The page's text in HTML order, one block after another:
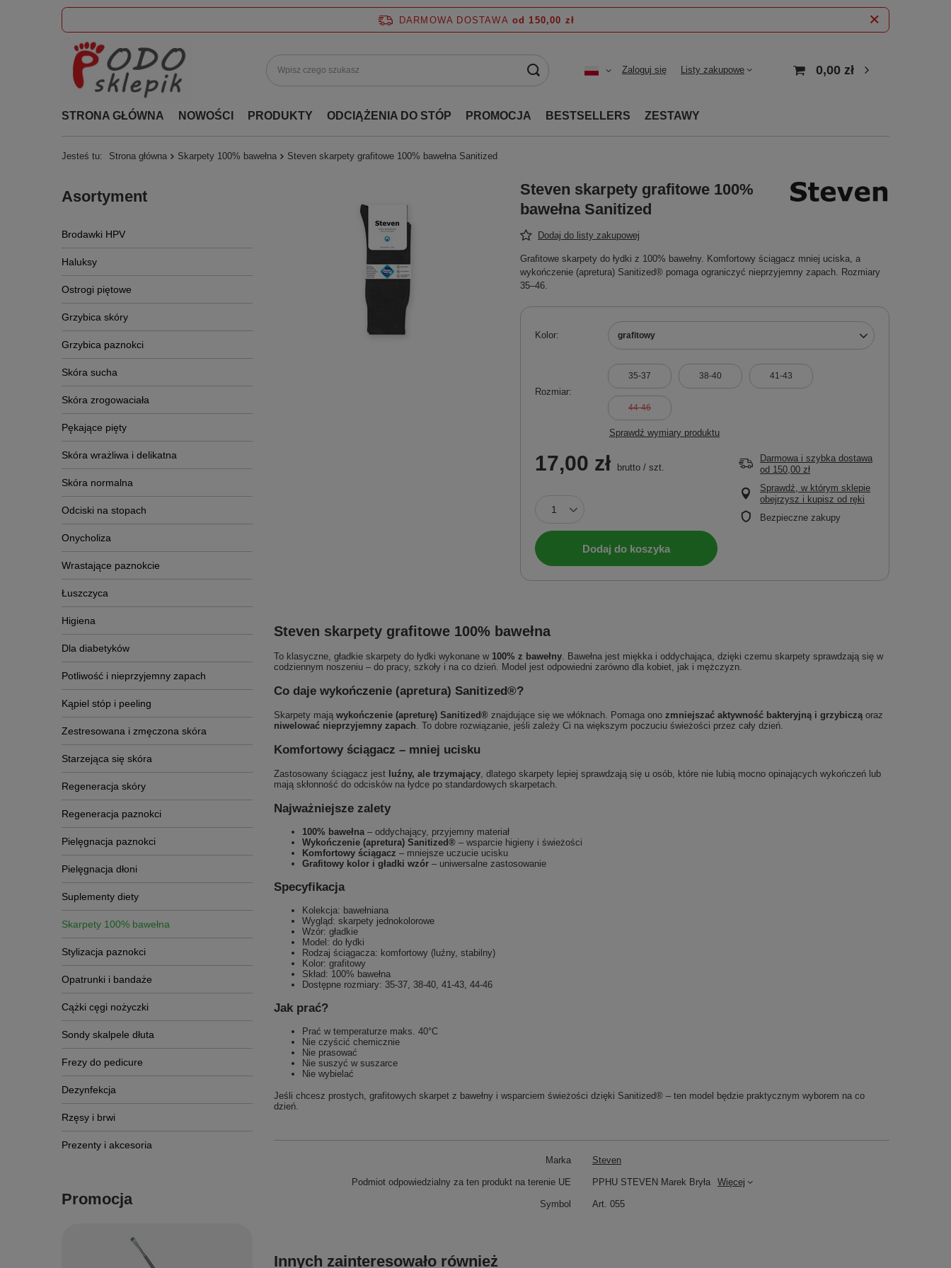
DARMOWA DOSTAWA od 150,00 zł
Zaloguj się Listy zakupowe 0,00 zł
STRONA GŁÓWNA NOWOŚCI PRODUKTY ODCIĄŻENIA DO STÓP PROMOCJA BESTSELLERS ZESTAWY
Jesteś tu: Strona główna Skarpety 100% bawełna Steven skarpety grafitowe 100% bawełna Sanitized
Asortyment
Brodawki HPV
Haluksy
Ostrogi piętowe
Grzybica skóry
Grzybica paznokci
Skóra sucha
Skóra zrogowaciała
Pękające pięty
Skóra wrażliwa i delikatna
Skóra normalna
Odciski na stopach
Onycholiza
Wrastające paznokcie
Łuszczyca
Higiena
Dla diabetyków
Potliwość i nieprzyjemny zapach
Kąpiel stóp i peeling
Zestresowana i zmęczona skóra
Starzejąca się skóra
Regeneracja skóry
Regeneracja paznokci
Pielęgnacja paznokci
Pielęgnacja dłoni
Suplementy diety
Skarpety 100% bawełna
Stylizacja paznokci
Opatrunki i bandaże
Cążki cęgi nożyczki
Sondy skalpele dłuta
Frezy do pedicure
Dezynfekcja
Rzęsy i brwi
Prezenty i akcesoria
Promocja
Steven skarpety grafitowe 100%
bawełna Sanitized
Dodaj do listy zakupowej
Grafitowe skarpety do łydki z 100% bawełny. Komfortowy ściągacz mniej uciska, a
wykończenie (apretura) Sanitized® pomaga ograniczyć nieprzyjemny zapach. Rozmiary
35–46.
Kolor grafitowy
Rozmiar
35-37 38-40 41-43
44-46
Sprawdź wymiary produktu
17,00 zł brutto / szt.
Dodaj do koszyka
Darmowa i szybka dostawa
od 150,00 zł
Sprawdź, w którym sklepie
obejrzysz i kupisz od ręki
Bezpieczne zakupy
Steven skarpety grafitowe 100% bawełna
To klasyczne, gładkie skarpety do łydki wykonane w 100% z bawełny. Bawełna jest miękka i oddychająca, dzięki czemu skarpety sprawdzają się w
codziennym noszeniu – do pracy, szkoły i na co dzień. Model jest odpowiedni zarówno dla kobiet, jak i mężczyzn.
Co daje wykończenie (apretura) Sanitized®?
Skarpety mają wykończenie (apreturę) Sanitized® znajdujące się we włóknach. Pomaga ono zmniejszać aktywność bakteryjną i grzybicząoraz
niwelować nieprzyjemny zapach. To dobre rozwiązanie, jeśli zależy Ci na większym poczuciu świeżości przez cały dzień.
Komfortowy ściągacz – mniej ucisku
Zastosowany ściągacz jest luźny, ale trzymający, dlatego skarpety lepiej sprawdzają się u osób, które nie lubią mocno opinających wykończeń lub
mają skłonność do odcisków na łydce po standardowych skarpetach.
Najważniejsze zalety
100% bawełna– oddychający, przyjemny materiał
Wykończenie (apretura) Sanitized® – wsparcie higieny i świeżości
Komfortowy ściągacz – mniejsze uczucie ucisku
Grafitowy kolor i gładki wzór – uniwersalne zastosowanie
Specyfikacja
Kolekcja: bawełniana
Wygląd: skarpety jednokolorowe
Wzór: gładkie
Model: do łydki
Rodzaj ściągacza: komfortowy (luźny, stabilny)
Kolor: grafitowy
Skład: 100% bawełna
Dostępne rozmiary: 35-37, 38-40, 41-43, 44-46
Jak prać?
Prać w temperaturze maks. 40°C
Nie czyścić chemicznie
Nie prasować
Nie suszyć w suszarce
Nie wybielać
Jeśli chcesz prostych, grafitowych skarpet z bawełny i wsparciem świeżości dzięki Sanitized® – ten model będzie praktycznym wyborem na co
dzień.
Marka Steven
Podmiot odpowiedzialny za ten produkt na terenie UE PPHU STEVEN Marek Bryła Więcej
Symbol Art. 055
Innych zainteresowało również